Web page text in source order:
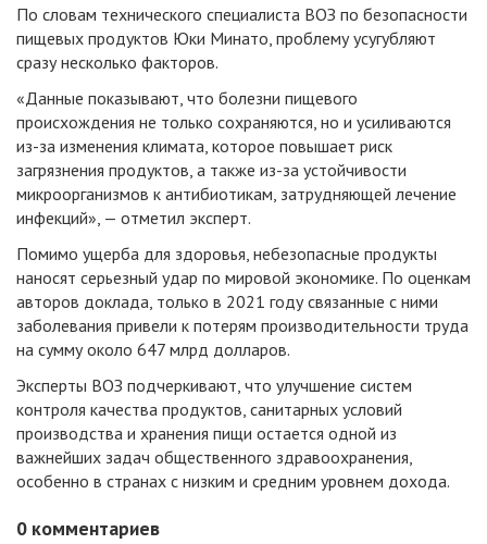
По словам технического специалиста ВОЗ по безопасности
пищевых продуктов Юки Минато, проблему усугубляют
сразу несколько факторов.
«Данные показывают, что болезни пищевого
происхождения не только сохраняются, но и усиливаются
из-за изменения климата, которое повышает риск
загрязнения продуктов, а также из-за устойчивости
микроорганизмов к антибиотикам, затрудняющей лечение
инфекций», — отметил эксперт.
Помимо ущерба для здоровья, небезопасные продукты
наносят серьезный удар по мировой экономике. По оценкам
авторов доклада, только в 2021 году связанные с ними
заболевания привели к потерям производительности труда
на сумму около 647 млрд долларов.
Эксперты ВОЗ подчеркивают, что улучшение систем
контроля качества продуктов, санитарных условий
производства и хранения пищи остается одной из
важнейших задач общественного здравоохранения,
особенно в странах с низким и средним уровнем дохода.
0 комментариев